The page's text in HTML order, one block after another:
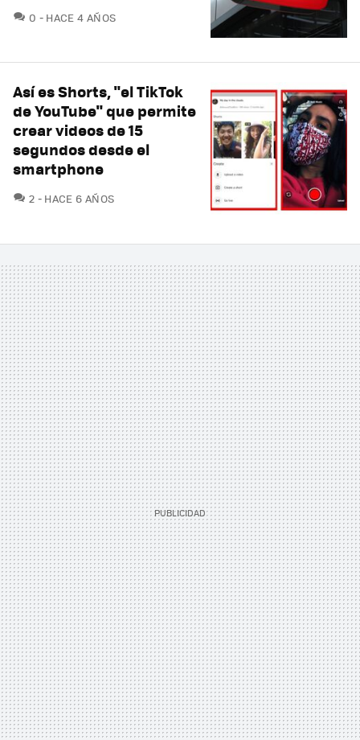
0 COMENTARIOS
HACE 4 AÑOS
Así es Shorts, "el TikTok
de YouTube" que permite
crear videos de 15
segundos desde el
smartphone
2 COMENTARIOS
HACE 6 AÑOS